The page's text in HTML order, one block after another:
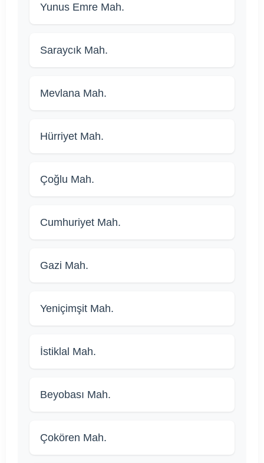
Yunus Emre Mah.
Saraycık Mah.
Mevlana Mah.
Hürriyet Mah.
Çoğlu Mah.
Cumhuriyet Mah.
Gazi Mah.
Yeniçimşit Mah.
İstiklal Mah.
Beyobası Mah.
Çokören Mah.